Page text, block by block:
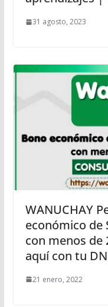
31 agosto, 2023
WANUCHAY
económico de
con menos de
aquí con tu
21 enero, 2022